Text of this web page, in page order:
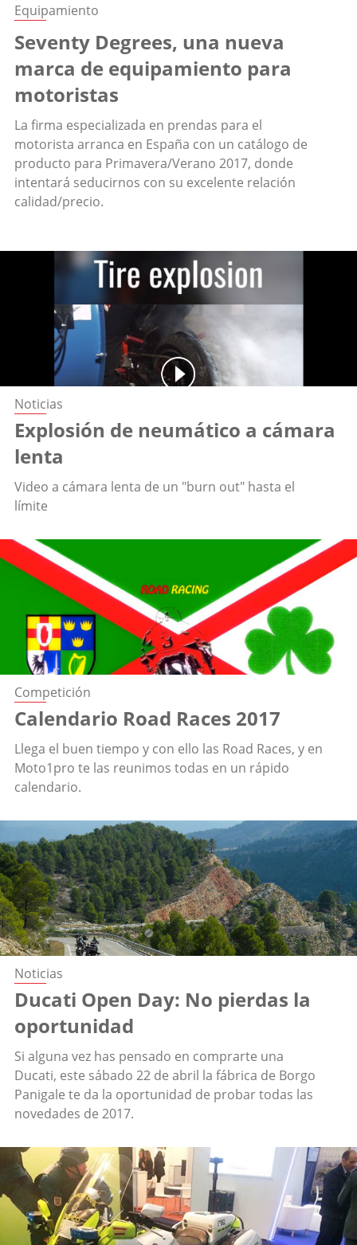
Equipamiento
Seventy Degrees, una nueva
marca de equipamiento para
motoristas
La firma especializada en prendas para el
motorista arranca en España con un catálogo de
producto para Primavera/Verano 2017, donde
intentará seducirnos con su excelente relación
calidad/precio.
Noticias
Explosión de neumático a cámara
lenta
Video a cámara lenta de un "burn out" hasta el
límite
Competición
Calendario Road Races 2017
Llega el buen tiempo y con ello las Road Races, y en
Moto1pro te las reunimos todas en un rápido
calendario.
Noticias
Ducati Open Day: No pierdas la
oportunidad
Si alguna vez has pensado en comprarte una
Ducati, este sábado 22 de abril la fábrica de Borgo
Panigale te da la oportunidad de probar todas las
novedades de 2017.